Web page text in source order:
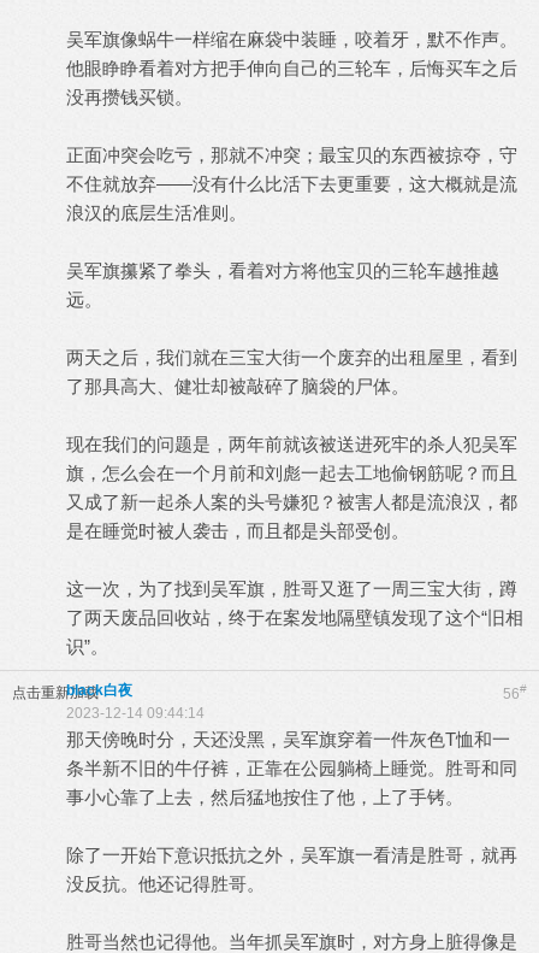
吴军旗像蜗牛一样缩在麻袋中装睡，咬着牙，默不作声。
他眼睁睁看着对方把手伸向自己的三轮车，后悔买车之后
没再攒钱买锁。
正面冲突会吃亏，那就不冲突；最宝贝的东西被掠夺，守
不住就放弃——没有什么比活下去更重要，这大概就是流
浪汉的底层生活准则。
吴军旗攥紧了拳头，看着对方将他宝贝的三轮车越推越
远。
两天之后，我们就在三宝大街一个废弃的出租屋里，看到
了那具高大、健壮却被敲碎了脑袋的尸体。
现在我们的问题是，两年前就该被送进死牢的杀人犯吴军
旗，怎么会在一个月前和刘彪一起去工地偷钢筋呢？而且
又成了新一起杀人案的头号嫌犯？被害人都是流浪汉，都
是在睡觉时被人袭击，而且都是头部受创。
这一次，为了找到吴军旗，胜哥又逛了一周三宝大街，蹲
了两天废品回收站，终于在案发地隔壁镇发现了这个“旧相
识”。
点击重新加载 56#
black白夜
2023-12-14 09:44:14
那天傍晚时分，天还没黑，吴军旗穿着一件灰色T恤和一
条半新不旧的牛仔裤，正靠在公园躺椅上睡觉。胜哥和同
事小心靠了上去，然后猛地按住了他，上了手铐。
除了一开始下意识抵抗之外，吴军旗一看清是胜哥，就再
没反抗。他还记得胜哥。
胜哥当然也记得他。当年抓吴军旗时，对方身上脏得像是